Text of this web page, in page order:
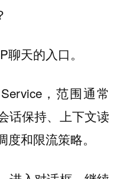
天的入口。
，范围通常
话保持、上下文读
和限流策略。